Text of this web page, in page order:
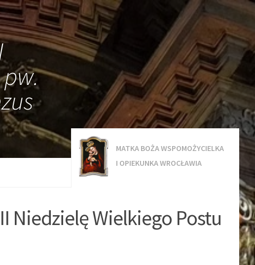
MATKA BOŻA WSPOMOŻYCIELKA
I OPIEKUNKA WROCŁAWIA
Niedzielę Wielkiego Postu